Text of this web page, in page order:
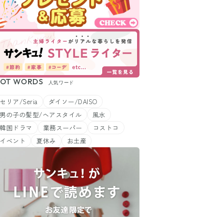
WORDS 人気ワード
セリア/Seria
ダイソー/DAISO
男の子の髪型/ヘアスタイル
風水
韓国ドラマ
業務スーパー
コストコ
イベント
夏休み お土産